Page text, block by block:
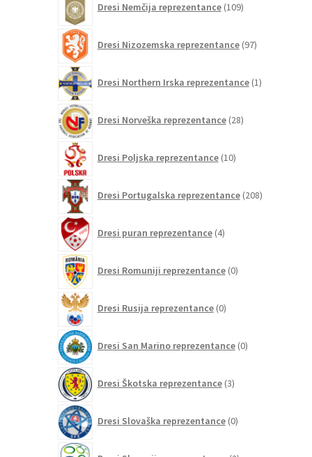
Dresi Nemčija reprezentance 109izdelkov
Dresi Nizozemska reprezentance 97izdelkov
Dresi Northern Irska reprezentance 1izdelek
Dresi Norveška reprezentance 28izdelkov
Dresi Poljska reprezentance 10izdelkov
Dresi Portugalska reprezentance 208izdelkov
Dresi puran reprezentance 4izdelki
Dresi Romuniji reprezentance 0izdelkov
Dresi Rusija reprezentance 0izdelkov
Dresi San Marino reprezentance 0izdelkov
Dresi Škotska reprezentance 3izdelki
Dresi Slovaška reprezentance 0izdelkov